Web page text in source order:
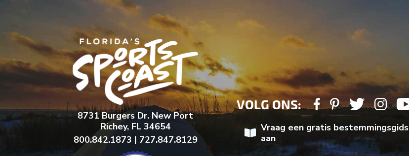
8731 Burgers Dr. New Port
Richey, FL 34654
800.842.1873 | 727.847.8129
VOLG ONS:
Vraag een gratis bestemmingsgids
aan